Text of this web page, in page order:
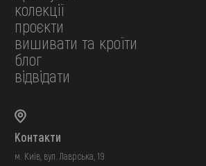
колекції
проєкти
вишивати та кроїти
блог
відвідати
Контакти
м. Київ, вул. Лаврська, 19